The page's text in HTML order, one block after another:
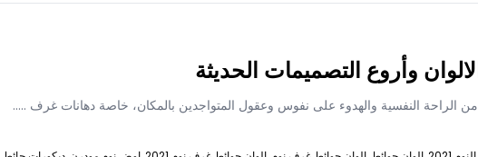
وأروع التصميمات الحديثة
الراحة النفسية والهدوء على نفوس وعقول المتواجدين بالمكان، خاصة دهانات غرف .....